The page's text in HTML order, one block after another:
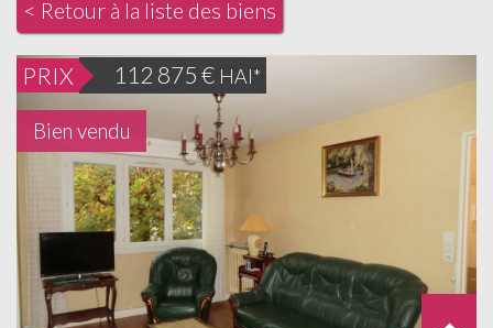
< Retour à la liste des biens
PRIX 112 875 € HAI*
Bien vendu